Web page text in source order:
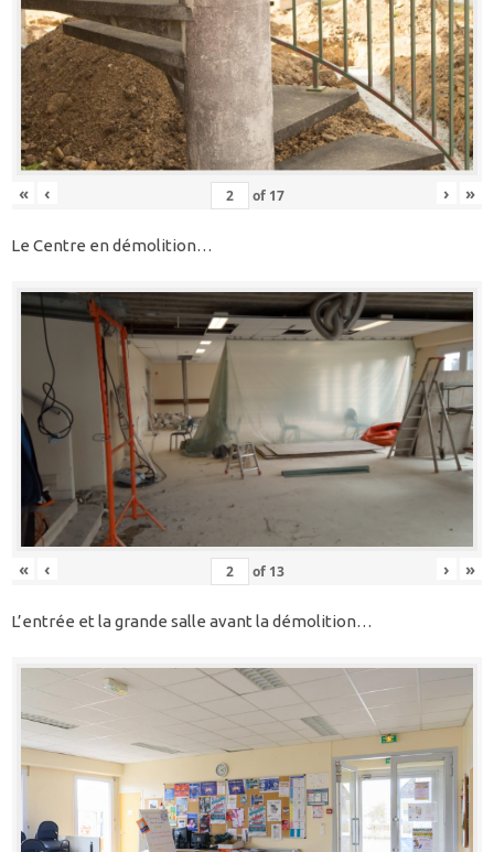
« ‹ of 17 › »
Le Centre en démolition…
« ‹ of 13 › »
L’entrée et la grande salle avant la démolition…